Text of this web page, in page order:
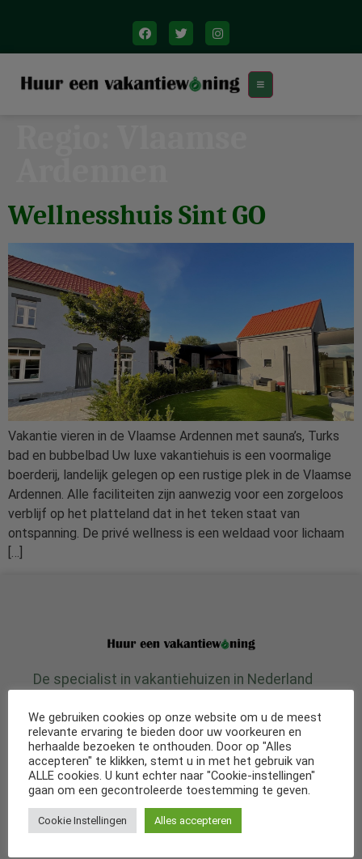
Wellnesshuis Sint GO
Vakantie vieren in de Vlaamse Ardennen met sauna’s, Turks
bad en bubbelbad Uw luxe vakantiehuis is een voormalige
boerderij, landelijk gelegen op een rustige plek in de Vlaamse
Ardennen. Alle faciliteiten zijn aanwezig voor een zorgeloos
verblijf op het platteland dat in het teken staat van
ontspanning. De privé wellness is een weldaad voor lichaam
[…]
De specialist in vakantiehuizen in Nederland
Wij werken samen met een aanal bekende
verhuurbedrijven zodat wij altijd een uitgebreid
aanbod van diverse soorten accommodaties kunnen
aanbieden.
We gebruiken cookies op onze website om u de meest
relevante ervaring te bieden door uw voorkeuren en
herhaalde bezoeken te onthouden. Door op "Alles
accepteren" te klikken, stemt u in met het gebruik van
ALLE cookies. U kunt echter naar "Cookie-instellingen"
gaan om een gecontroleerde toestemming te geven.
Cookie Instellingen Alles accepteren